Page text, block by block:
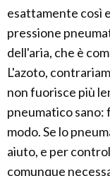
esattamente così
pressione
dell'aria, che è
L'azoto,
non fuorisce più
pneumatico
modo. Se lo
aiuto, e per
comunque